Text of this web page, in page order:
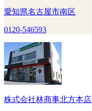
愛知県名古屋市南区
0120-546593
株式会社林商事北方本店